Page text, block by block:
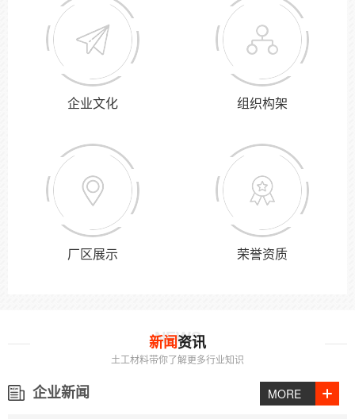
企业文化 组织构架
厂区展示 荣誉资质
NEWS
新闻资讯
土工材料带你了解更多行业知识
企业新闻 MORE
免费邮寄样品，先看后买
什么是企标土工膜
土工膜标准分为：城建、全新料、新国标、老国标、企标，那个企标到底是什么标准呢？...
土工膜焊接施工工艺（完整版）
哪里土工膜价格便宜
土工膜价格从高直低，价格相差太大，到底哪的比较便宜呢？首先要选择生产厂家，肯定...
复合土工膜（两布一膜）多少钱一吨